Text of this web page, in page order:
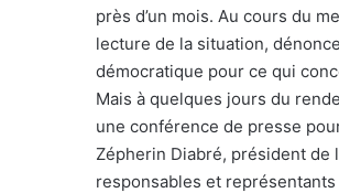
près d’un mois. Au cours du
lecture de la situation,
démocratique pour ce qui
Mais à quelques jours du
une conférence de presse
Zépherin Diabré, président de
responsables et